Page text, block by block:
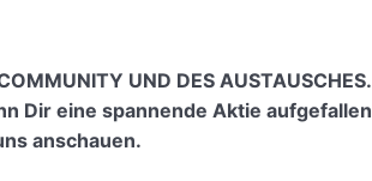
UND DES AUSTAUSCHES.
Dir eine spannende Aktie aufgefallen
anschauen.